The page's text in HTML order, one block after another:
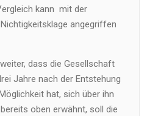
kann mit der
angegriffen
dass die Gesellschaft
Jahre nach der Entstehung
hat, sich über ihn
oben erwähnt, soll die